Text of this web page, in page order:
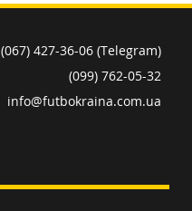
(067) 427-36-06 (Telegram)
(099) 762-05-32
info@futbokraina.com.ua